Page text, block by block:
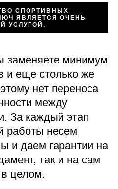
СПОРТИВНЫХ
ЯВЛЯЕТСЯ ОЧЕНЬ
УСЛУГОЙ.
заменяете минимум
и еще столько же
нет переноса
между
За каждый этап
работы несем
и даем гарантии на
так и на сам
в целом.